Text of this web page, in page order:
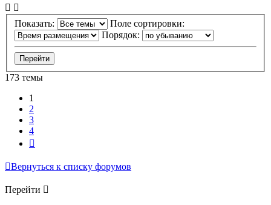
Показать:
Поле сортировки:
Порядок:
173 темы
1
2
3
4
Вернуться к списку форумов
Перейти